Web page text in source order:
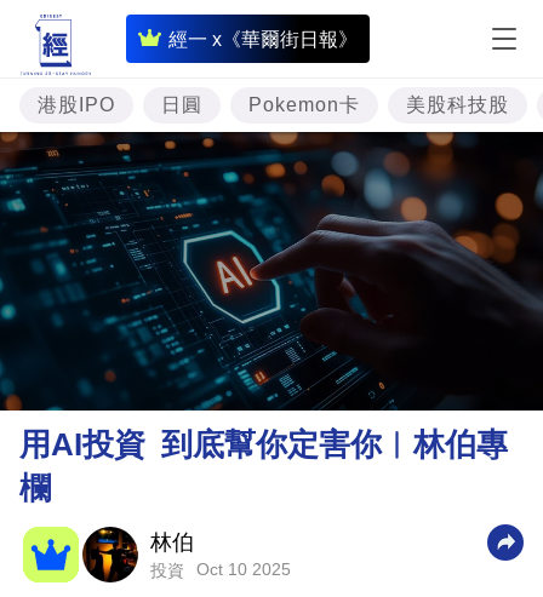
經一 x《華爾街日報》
即
時
財
經
專
題
投
資
樓
市
理
財
業
科
港股IPO 日圓 Pokemon卡 美股科技股
用AI投資 到底幫你定害你︳林伯專
欄
林伯
投資 Oct 10 2025